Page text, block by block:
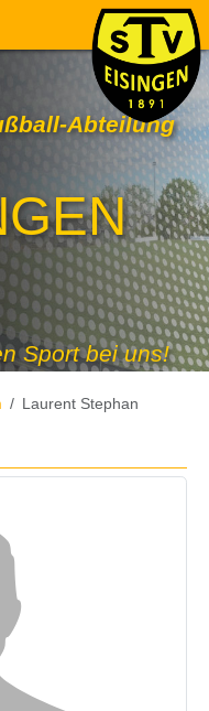
Abteilung
Sport bei uns!
Laurent Stephan